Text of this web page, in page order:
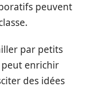
peuvent
par petits
enrichir
des idées